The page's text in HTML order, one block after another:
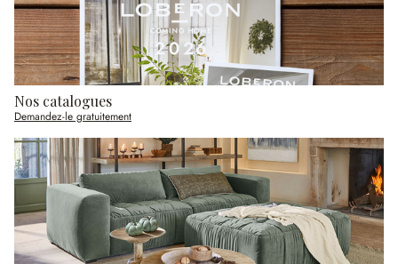
Nos catalogues
Demandez-le gratuitement